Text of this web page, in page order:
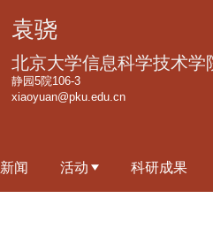
到
内
袁骁
北京大学信息科学技术学
静园5院106-3
xiaoyuan@pku.edu.cn
新闻 活动 科研成果